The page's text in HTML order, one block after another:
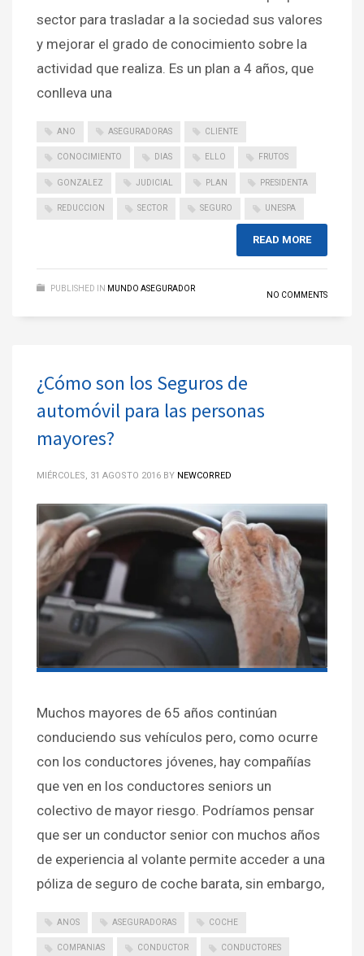
sector para trasladar a la sociedad sus valores
y mejorar el grado de conocimiento sobre la
actividad que realiza. Es un plan a 4 años, que
conlleva una
ANO ASEGURADORAS CLIENTE
CONOCIMIENTO DIAS ELLO FRUTOS
GONZALEZ JUDICIAL PLAN PRESIDENTA
REDUCCION SECTOR SEGURO UNESPA
READ MORE
PUBLISHED IN MUNDO ASEGURADOR
NO COMMENTS
¿Cómo son los Seguros de
automóvil para las personas
mayores?
MIÉRCOLES, 31 AGOSTO 2016 BY NEWCORRED
Muchos mayores de 65 años continúan
conduciendo sus vehículos pero, como ocurre
con los conductores jóvenes, hay compañías
que ven en los conductores seniors un
colectivo de mayor riesgo. Podríamos pensar
que ser un conductor senior con muchos años
de experiencia al volante permite acceder a una
póliza de seguro de coche barata, sin embargo,
ANOS ASEGURADORAS COCHE
COMPANIAS CONDUCTOR CONDUCTORES